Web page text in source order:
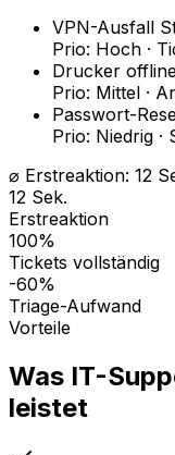
VPN-Ausfall
Prio: Hoch ·
Drucker
Prio: Mittel ·
Passwort-
Prio: Niedrig ·
⌀ Erstreaktion: 12
12 Sek.
Erstreaktion
100%
Tickets vollständig
-60%
Triage-Aufwand
Vorteile
Was IT-
leistet